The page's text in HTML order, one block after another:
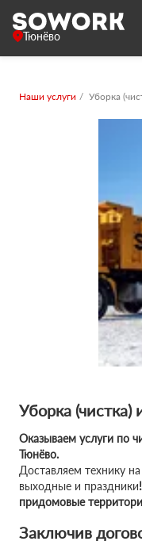
Тюнёво
Наши услуги Уборка
Уборка (чистка)
Оказываем услуги по
Тюнёво.
Доставляем технику
выходные и праздники
придомовые
Заключив